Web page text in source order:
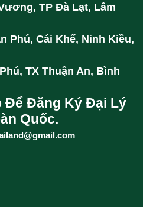
TP Đà Lạt, Lâm
Phú, Cái Khế, Ninh Kiều,
TX Thuận An, Bình
Để Đăng Ký Đại Lý
Quốc.